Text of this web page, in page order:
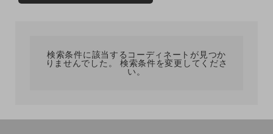
ブランド
検索条件に該当するコーディネートが見つか
りませんでした。 検索条件を変更してくださ
い。